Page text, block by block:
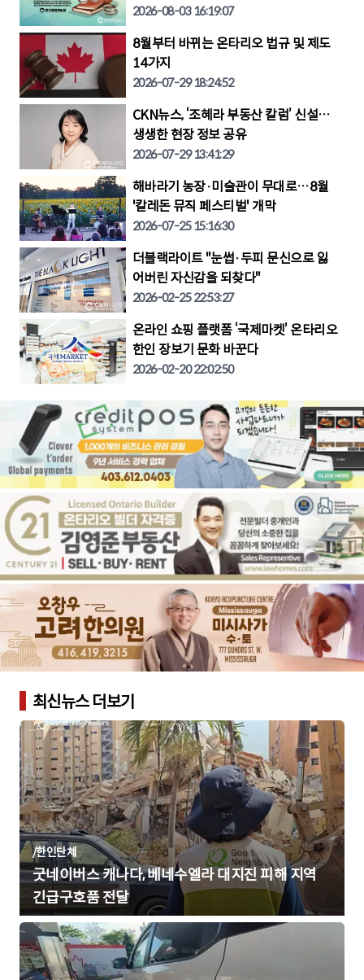
2026-08-03 16:19:07
8월부터 바뀌는 온타리오 법규 및 제도
14가지
2026-07-29 18:24:52
CKN뉴스, ‘조혜라 부동산 칼럼’ 신설…
생생한 현장 정보 공유
2026-07-29 13:41:29
해바라기 농장·미술관이 무대로…8월
'칼레돈 뮤직 페스티벌' 개막
2026-07-25 15:16:30
더블랙라이트 "눈썹·두피 문신으로 잃
어버린 자신감을 되찾다"
2026-02-25 22:53:27
온라인 쇼핑 플랫폼 ‘국제마켓’ 온타리오
한인 장보기 문화 바꾼다
2026-02-20 22:02:50
최신뉴스 더보기
/한인단체
굿네이버스 캐나다, 베네수엘라 대지진 피해 지역
긴급구호품 전달